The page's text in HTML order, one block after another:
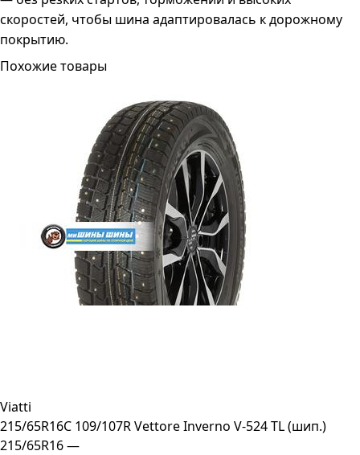
скоростей, чтобы шина адаптировалась к дорожному
покрытию.
Похожие товары
Viatti
215/65R16C 109/107R Vettore Inverno V-524 TL (шип.)
215/65R16 —